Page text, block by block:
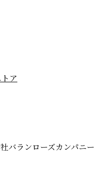
ア
バランローズカンパニー